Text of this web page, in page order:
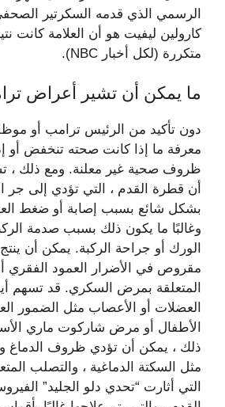
الرسمي الذي قدمه السكرتير
كارولين ليفيت هو أن العلامة كانت
متكررة (لكل أخبار NBC).
ما يمكن أن تشير أعراض
دون تأكيد من الرئيس ترامب أو
معرفة ما إذا كانت صحته تنخفض أو
أن قطرة القدم ، التي تؤدي إلى جر
بشكل شائع بسبب إصابة أو ضغط
وغالبًا ما يكون ذلك بسبب صدمة
الورك أو جراحة الركبة. يمكن أن
مقروص في الأضرار العمود الفقري
المتعلقة بمرض السكري. قد تسهم
العضلات أو الأعصاب مثل الضمور
الأطفال أو مرض شاركوت ماري
ذلك ، يمكن أن تؤدي ظروف الدماغ
التي أثارت “تحدي دلو الجليد”